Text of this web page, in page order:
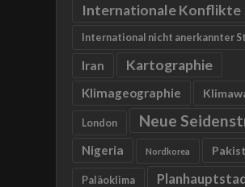
Internationale Konflikte
International nicht anerkannter
Iran Kartographie
Klimageographie
London Neue
Nigeria Nordkorea
Paläoklima